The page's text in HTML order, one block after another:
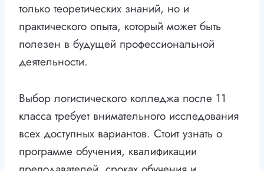
только теоретических знаний, но и
практического опыта, который может быть
полезен в будущей профессиональной
деятельности.
Выбор логистического колледжа после 11
класса требует внимательного исследования
всех доступных вариантов. Стоит узнать о
программе обучения, квалификации